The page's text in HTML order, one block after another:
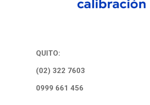
QUITO:
(02) 322 7603
0999 661 456